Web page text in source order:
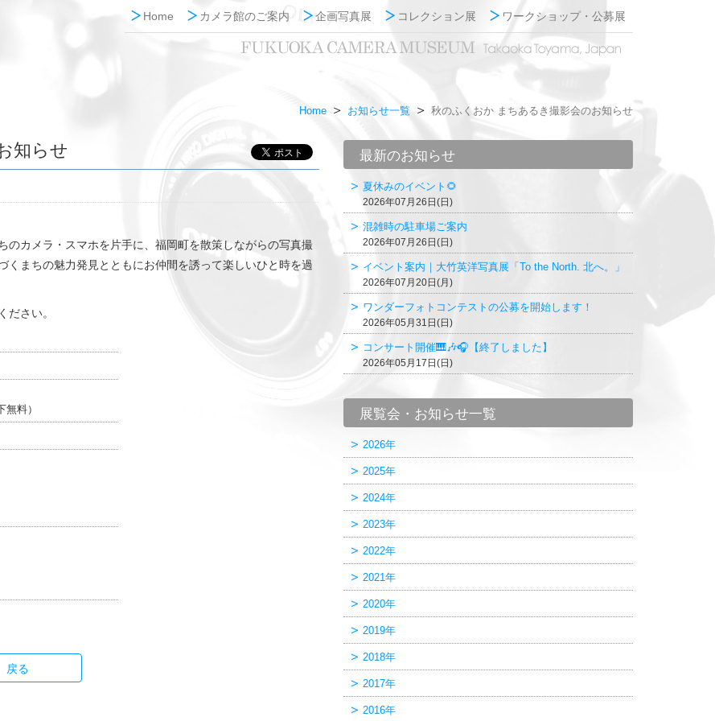
Home カメラ館のご案内 企画写真展 コレクション展 ワークショップ・公募展
Home お知らせ一覧 秋のふくおか まちあるき撮影会のお知らせ
知らせ
のカメラ・スマホを片手に、福岡町を散策しながらの写真撮
まちの魅力発見とともにお仲間を誘って楽しいひと時を過
さい。
料）
戻る
最新のお知らせ
夏休みのイベント🌻
2026年07月26日(日)
混雑時の駐車場ご案内
2026年07月26日(日)
イベント案内｜大竹英洋写真展「To the North. 北へ。」
2026年07月20日(月)
ワンダーフォトコンテストの公募を開始します！
2026年05月31日(日)
コンサート開催🎹🎶🎧【終了しました】
2026年05月17日(日)
展覧会・お知らせ一覧
2026年
2025年
2024年
2023年
2022年
2021年
2020年
2019年
2018年
2017年
2016年